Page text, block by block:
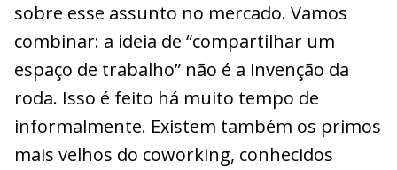
sobre esse assunto no mercado. Vamos
combinar: a ideia de “compartilhar um
espaço de trabalho” não é a invenção da
roda. Isso é feito há muito tempo de
informalmente. Existem também os primos
mais velhos do coworking, conhecidos